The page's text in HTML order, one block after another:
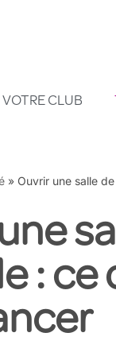
CLUB
» Ouvrir une salle
: ce